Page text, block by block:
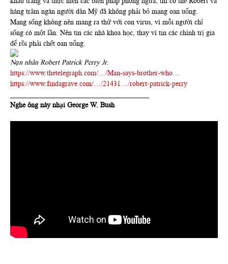
hàng trăm ngàn người dân Mỹ đã không phải bỏ mạng oan uổng.
Mạng sống không nên mang ra thử với con virus, vì mỗi người chỉ
sống có một lần. Nên tin các nhà khoa học, thay vì tin các chính trị gia
để rồi phải chết oan uổng.
Nạn nhân Robert Patrick Perry Jr.
https://www.thetelegraph.com/…/Man-says-brother-who…
https://www.findagrave.com/…/21431…/robert-patrick-perry
Nghe ông này nhại George W. Bush